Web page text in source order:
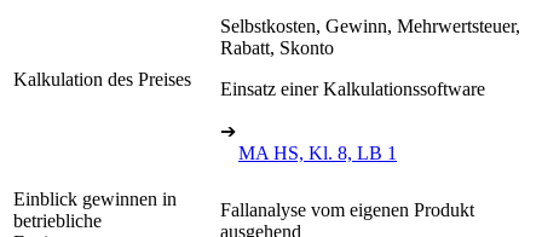
Kalkulation des Preises
Selbstkosten, Gewinn, Mehrwertsteuer,
Rabatt, Skonto
Einsatz einer Kalkulationssoftware
➔
MA HS, Kl. 8, LB 1
Einblick gewinnen in
betriebliche
Fallanalyse vom eigenen Produkt
ausgehend